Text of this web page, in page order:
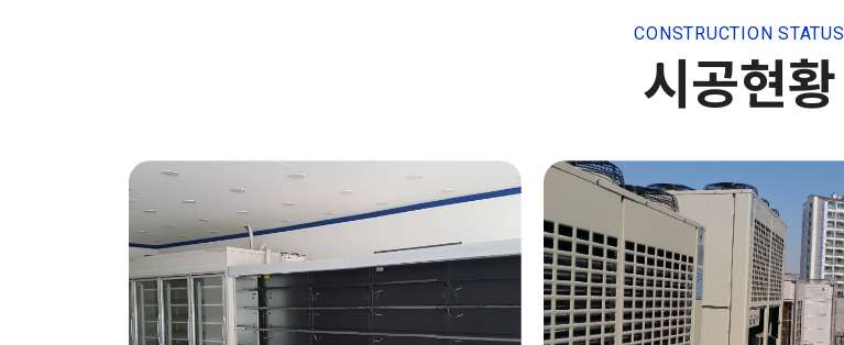
CONSTRUCTION STATUS
시공현황